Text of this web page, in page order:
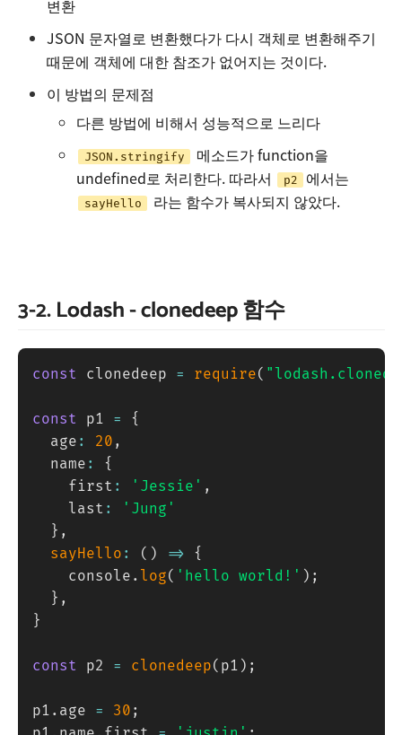
변환
JSON 문자열로 변환했다가 다시 객체로 변환해주기
때문에 객체에 대한 참조가 없어지는 것이다.
이 방법의 문제점
다른 방법에 비해서 성능적으로 느리다
JSON.stringify
메소드가 function을
undefined로 처리한다. 따라서
p2 에서는
sayHello 라는 함수가 복사되지 않았다.
3-2. Lodash - clonedeep 함수
const clonedeep = require(
const p1 =
{
	age
: 20 ,
	name
:
{
		first
: 'Jessie' ,
		last
:
'Jung'
} ,
sayHello : ( ) =>
{
		console
. log( 'hello world!' ) ;
} ,
}
const p2 = clonedeep( p1 ) ;
p1 . age = 30 ;